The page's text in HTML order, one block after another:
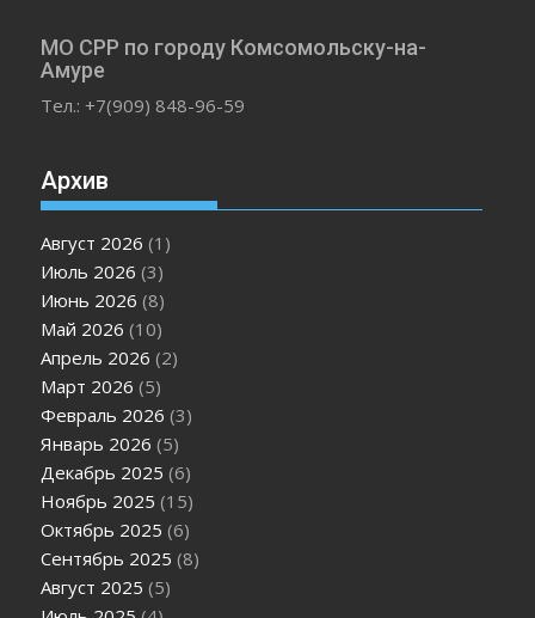
МО СРР по городу Комсомольску-на-
Амуре
Тел.: +7(909) 848-96-59
Архив
Август 2026 (1)
Июль 2026 (3)
Июнь 2026 (8)
Май 2026 (10)
Апрель 2026 (2)
Март 2026 (5)
Февраль 2026 (3)
Январь 2026 (5)
Декабрь 2025 (6)
Ноябрь 2025 (15)
Октябрь 2025 (6)
Сентябрь 2025 (8)
Август 2025 (5)